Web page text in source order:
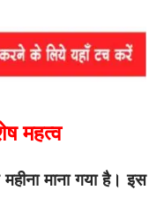
महत्व
माना गया है। इस